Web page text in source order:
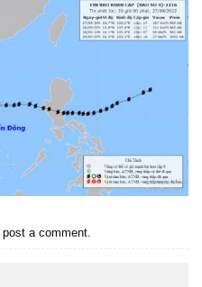
post a comment